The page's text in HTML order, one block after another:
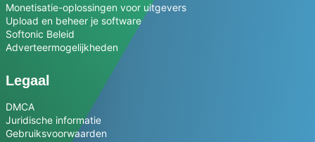
Monetisatie-oplossingen voor uitgevers
Upload en beheer je software
Softonic Beleid
Adverteermogelijkheden
Legaal
DMCA
Juridische informatie
Gebruiksvoorwaarden